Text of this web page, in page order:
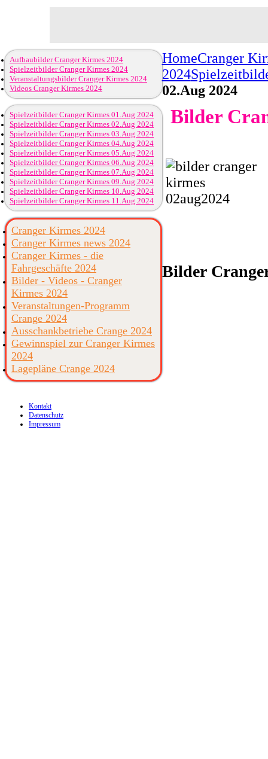
HomeCranger
2024
02.Aug 2024
Bilder
Bilder
Aufbaubilder Cranger Kirmes 2024
Spielzeitbilder Cranger Kirmes 2024
Veranstaltungsbilder Cranger Kirmes 2024
Videos Cranger Kirmes 2024
Spielzeitbilder Cranger Kirmes 01.Aug 2024
Spielzeitbilder Cranger Kirmes 02.Aug 2024
Spielzeitbilder Cranger Kirmes 03.Aug 2024
Spielzeitbilder Cranger Kirmes 04.Aug 2024
Spielzeitbilder Cranger Kirmes 05.Aug 2024
Spielzeitbilder Cranger Kirmes 06.Aug 2024
Spielzeitbilder Cranger Kirmes 07.Aug 2024
Spielzeitbilder Cranger Kirmes 09.Aug 2024
Spielzeitbilder Cranger Kirmes 10.Aug 2024
Spielzeitbilder Cranger Kirmes 11.Aug 2024
Cranger Kirmes 2024
Cranger Kirmes news 2024
Cranger Kirmes - die
Fahrgeschäfte 2024
Bilder - Videos - Cranger
Kirmes 2024
Veranstaltungen-Programm
Crange 2024
Ausschankbetriebe Crange 2024
Gewinnspiel zur Cranger Kirmes
2024
Lagepläne Crange 2024
Kontakt
Datenschutz
Impressum